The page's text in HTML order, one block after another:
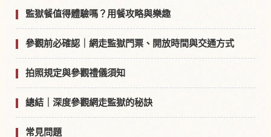
監獄餐值得體驗嗎？用餐攻略與樂趣
參觀前必確認｜網走監獄門票、開放時間與交通方式
拍照規定與參觀禮儀須知
總結｜深度參觀網走監獄的秘訣
常見問題